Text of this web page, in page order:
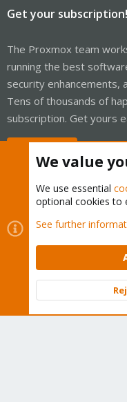
Get your subscription!
The Proxmox team
running the best
security enhancements,
Tens of thousands of
subscription. Get yours
Cookies
Proxmox
Contact us
Terms and
Community platform by
We value
We use essential
optional cookies to
See further